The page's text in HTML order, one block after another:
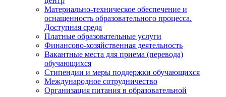
Материально-техническое обеспечение и
оснащенность образовательного процесса.
Доступная среда
Платные образовательные услуги
Финансово-хозяйственная деятельность
Вакантные места для приема (перевода)
обучающихся
Стипендии и меры поддержки обучающихся
Международное сотрудничество
Организация питания в образовательной